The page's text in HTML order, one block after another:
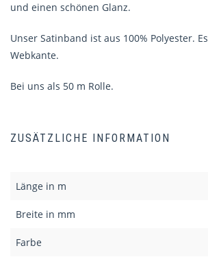
und einen schönen Glanz.
Unser Satinband ist aus 100% Polyester.
Webkante.
Bei uns als 50 m Rolle.
ZUSÄTZLICHE INFORMATION
Länge in m
Breite in mm
Farbe